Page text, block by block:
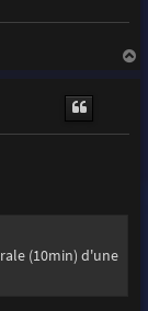
(10min) d'une